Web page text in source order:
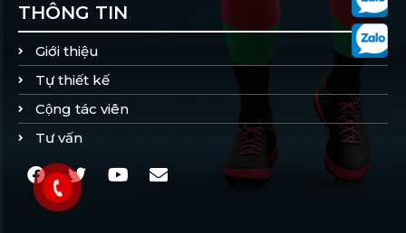
THÔNG TIN
Giới thiệu
Tự thiết kế
Cộng tác viên
Tư vấn